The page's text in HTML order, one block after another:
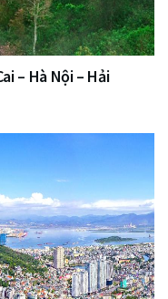
– Hà Nội – Hải